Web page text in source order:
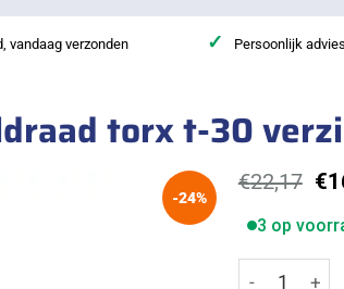
vandaag verzonden ✓ Persoonlijk advies
torx t-30
-24%
€22,17 €
3 op
Heco